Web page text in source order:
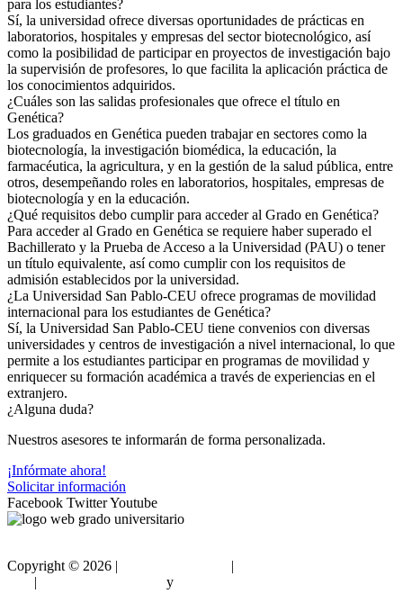
para los estudiantes?
Sí, la universidad ofrece diversas oportunidades de prácticas en
laboratorios, hospitales y empresas del sector biotecnológico, así
como la posibilidad de participar en proyectos de investigación bajo
la supervisión de profesores, lo que facilita la aplicación práctica de
los conocimientos adquiridos.
¿Cuáles son las salidas profesionales que ofrece el título en
Genética?
Los graduados en Genética pueden trabajar en sectores como la
biotecnología, la investigación biomédica, la educación, la
farmacéutica, la agricultura, y en la gestión de la salud pública, entre
otros, desempeñando roles en laboratorios, hospitales, empresas de
biotecnología y en la educación.
¿Qué requisitos debo cumplir para acceder al Grado en Genética?
Para acceder al Grado en Genética se requiere haber superado el
Bachillerato y la Prueba de Acceso a la Universidad (PAU) o tener
un título equivalente, así como cumplir con los requisitos de
admisión establecidos por la universidad.
¿La Universidad San Pablo-CEU ofrece programas de movilidad
internacional para los estudiantes de Genética?
Sí, la Universidad San Pablo-CEU tiene convenios con diversas
universidades y centros de investigación a nivel internacional, lo que
permite a los estudiantes participar en programas de movilidad y
enriquecer su formación académica a través de experiencias en el
extranjero.
¿Alguna duda?
Nuestros asesores te informarán de forma personalizada.
¡Infórmate ahora!
Solicitar información
Facebook TwitterYoutube
Copyright © 2026 | |
| y